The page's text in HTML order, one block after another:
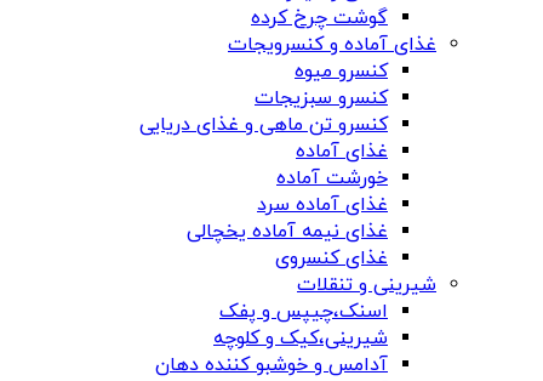
گوشت چرخ کرده
غذای آماده و کنسرویجات
کنسرو میوه
کنسرو سبزیجات
کنسرو تن ماهی و غذای دریایی
غذای آماده
خورشت آماده
غذای آماده سرد
غذای نیمه آماده یخچالی
غذای کنسروی
شیرینی و تنقلات
اسنک،چیپس و پفک
شیرینی،کیک و کلوچه
آدامس و خوشبو کننده دهان